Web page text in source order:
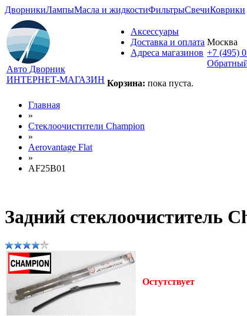
ДворникиЛампыМасла и жидкостиФильтрыСвечиКоврики
Авто Дворник
ИНТЕРНЕТ-МАГАЗИН
Аксессуары
Доставка и оплата
Адреса магазинов
Корзина: пока пуста.
Москва
+7 (495)
Главная
»
Стеклоочистители Champion
»
Aerovantage Flat
»
AF25B01
Задний стеклоочиститель
Остутствует